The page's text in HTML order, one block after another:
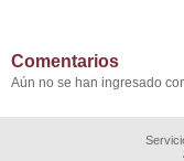
Comentarios
Aún no se han ingresado